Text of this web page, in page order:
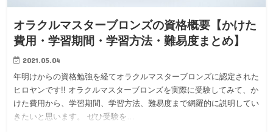
オラクルマスターブロンズの資格概要【かけた
費用・学習期間・学習方法・難易度まとめ】
2021.05.04
年明けからの資格勉強を経てオラクルマスターブロンズに認定された
ヒロヤンです!! オラクルマスターブロンズを実際に受験してみて、か
けた費用から、学習期間、学習方法、難易度まで網羅的に説明してい
きたいと思います。 ぜひ受験を…